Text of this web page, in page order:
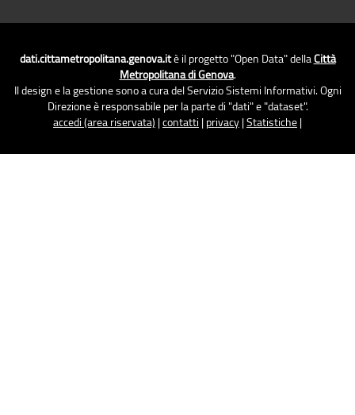
dati.cittametropolitana.genova.itè il progetto "Open Data" dellaCittà
Metropolitana di Genova.
Il design e la gestione sono a cura del Servizio Sistemi Informativi. Ogni
Direzione è responsabile per la parte di "dati" e "dataset".
accedi (area riservata) |contatti | privacy |Statistiche |